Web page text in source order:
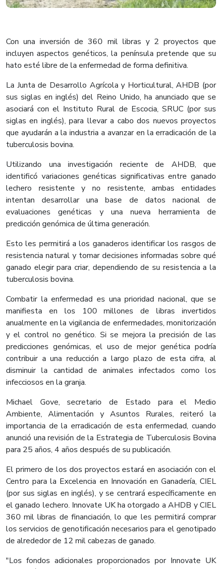
Con una inversión de 360 mil libras y 2 proyectos que
incluyen aspectos genéticos, la península pretende que su
hato esté libre de la enfermedad de forma definitiva.
La Junta de Desarrollo Agrícola y Horticultural, AHDB (por
sus siglas en inglés) del Reino Unido, ha anunciado que se
asociará con el Instituto Rural de Escocia, SRUC (por sus
siglas en inglés), para llevar a cabo dos nuevos proyectos
que ayudarán a la industria a avanzar en la erradicación de la
tuberculosis bovina.
Utilizando una investigación reciente de AHDB, que
identificó variaciones genéticas significativas entre ganado
lechero resistente y no resistente, ambas entidades
intentan desarrollar una base de datos nacional de
evaluaciones genéticas y una nueva herramienta de
predicción genómica de última generación.
Esto les permitirá a los ganaderos identificar los rasgos de
resistencia natural y tomar decisiones informadas sobre qué
ganado elegir para criar, dependiendo de su resistencia a la
tuberculosis bovina.
Combatir la enfermedad es una prioridad nacional, que se
manifiesta en los 100 millones de libras invertidos
anualmente en la vigilancia de enfermedades, monitorización
y el control no genético. Si se mejora la precisión de las
predicciones genómicas, el uso de mejor genética podría
contribuir a una reducción a largo plazo de esta cifra, al
disminuir la cantidad de animales infectados como los
infecciosos en la granja.
Michael Gove, secretario de Estado para el Medio
Ambiente, Alimentación y Asuntos Rurales, reiteró la
importancia de la erradicación de esta enfermedad, cuando
anunció una revisión de la Estrategia de Tuberculosis Bovina
para 25 años, 4 años después de su publicación.
El primero de los dos proyectos estará en asociación con el
Centro para la Excelencia en Innovación en Ganadería, CIEL
(por sus siglas en inglés), y se centrará específicamente en
el ganado lechero. Innovate UK ha otorgado a AHDB y CIEL
360 mil libras de financiación, lo que les permitirá comprar
los servicios de genotificación necesarios para el genotipado
de alrededor de 12 mil cabezas de ganado.
​"Los fondos adicionales proporcionados por Innovate UK